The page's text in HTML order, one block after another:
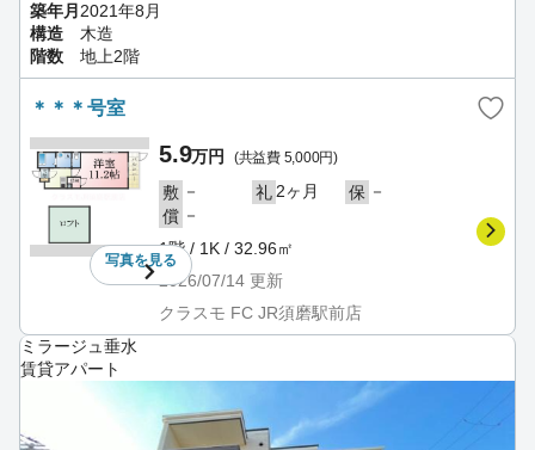
築年月 2021年8月
構造
木造
階数
地上2階
＊＊＊号室
写真を見る
5.9万円 (共益費 5,000円)
敷 － 礼2ヶ月 保 －
償 －
1階 / 1K / 32.96㎡
2026/07/14 更新
クラスモ FC JR須磨駅前店
ミラージュ垂水
賃貸アパート